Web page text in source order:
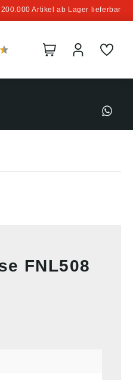
Artikel ab Lager lieferbar
FNL508